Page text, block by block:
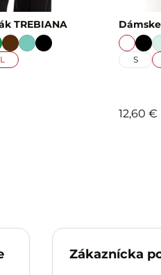
TREBIANA
L S
12,60 €
Zákaznícka